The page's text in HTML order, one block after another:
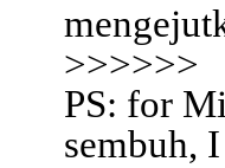
>>>>>>
PS: for
sembuh,